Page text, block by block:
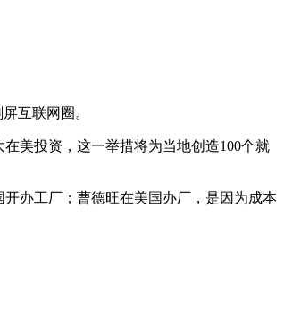
互联网圈。
美投资，这一举措将为当地创造100个就
办工厂；曹德旺在美国办厂，是因为成本